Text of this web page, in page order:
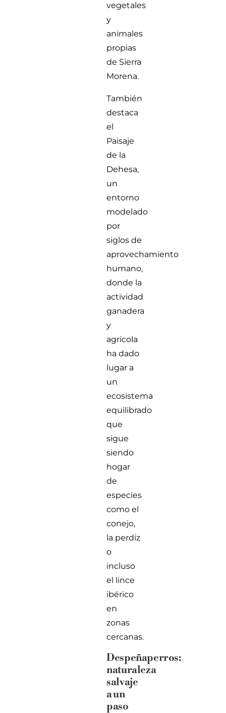
vegetales
y
animales
propias
de Sierra
Morena.
También
destaca
el
Paisaje
de la
Dehesa,
un
entorno
modelado
por
siglos de
aprovechamiento
humano,
donde la
actividad
ganadera
y
agrícola
ha dado
lugar a
un
ecosistema
equilibrado
que
sigue
siendo
hogar
de
especies
como el
conejo,
la perdiz
o
incluso
el lince
ibérico
en
zonas
cercanas.
Despeñaperros:
naturaleza
salvaje
a un
paso